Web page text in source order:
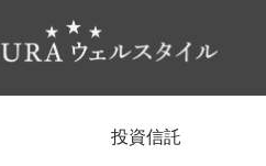
投資信託